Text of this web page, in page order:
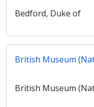
Bedford, Duke of
British Museum
British Museum